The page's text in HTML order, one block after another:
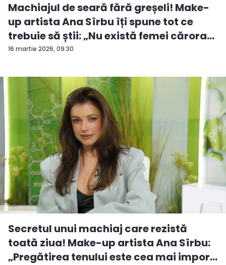
16 martie 2026, 09:30
Machiajul de seară fără greșeli! Make-
up artista Ana Sîrbu îți spune tot ce
trebuie să știi: „Nu există femei cărora...
Secretul unui machiaj care rezistă
toată ziua! Make-up artista Ana Sîrbu:
„Pregătirea tenului este cea mai impor...